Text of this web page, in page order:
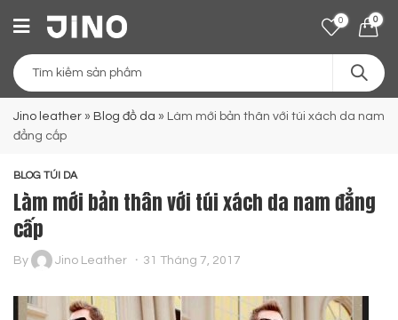
0 0
Jino leather » Blog đồ da » Làm mới bản thân với túi xách da nam
đẳng cấp
BLOG TÚI DA
Làm mới bản thân với túi xách da nam đẳng
cấp
By Jino Leather 31 Tháng 7, 2017